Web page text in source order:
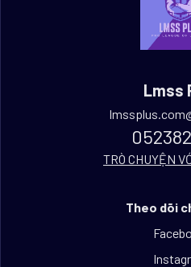
Lmss
TRÒ CHUYỆN
Theo dõi